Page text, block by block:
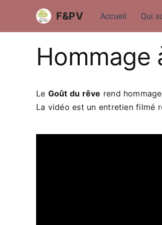
contenu
F&PV Accueil Qui
Hommage
Le Goût du rêve rend
La vidéo est un entretien filmé